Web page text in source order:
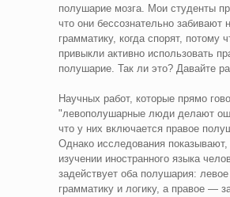
полушарие мозга. Мои студенты
что они бессознательно забивают
грамматику, когда спорят, потому
привыкли активно использовать
полушарие. Так ли это? Давайте
Научных работ, которые прямо
"левополушарные люди делают
что у них включается правое
Однако исследования показывают,
изучении иностранного языка
задействует оба полушария: левое
грамматику и логику, а правое —